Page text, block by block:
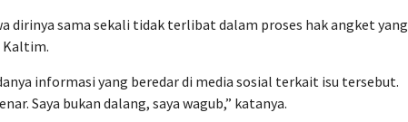
dirinya sama sekali tidak terlibat dalam proses hak angket yang
Kaltim.
informasi yang beredar di media sosial terkait isu tersebut.
Saya bukan dalang, saya wagub,” katanya.